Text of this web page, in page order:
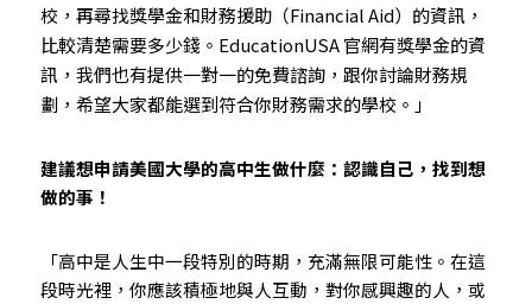
校，再尋找獎學金和財務援助（Financial Aid）的資訊，
比較清楚需要多少錢。EducationUSA 官網有獎學金的資
訊，我們也有提供一對一的免費諮詢，跟你討論財務規
劃，希望大家都能選到符合你財務需求的學校。」
建議想申請美國大學的高中生做什麼：認識自己，找到想
做的事！
「高中是人生中一段特別的時期，充滿無限可能性。在這
段時光裡，你應該積極地與人互動，對你感興趣的人，或